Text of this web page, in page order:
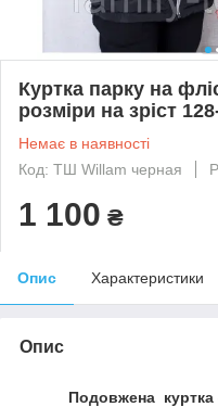
Куртка парку на
розміри на зріст
Немає в наявності
Код: ТШ Willam черная
1 100 ₴
Опис Характеристики
Опис
Подовжена куртка